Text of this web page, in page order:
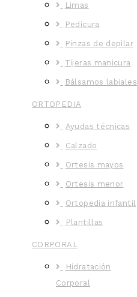
Limas
Pedicura
Pinzas de depilar
Tijeras manicura
Bálsamos labiales
ORTOPEDIA
Ayudas técnicas
Calzado
Ortesis mayos
Ortesis menor
Ortopedia infantil
Plantillas
CORPORAL
Hidratación
Corporal